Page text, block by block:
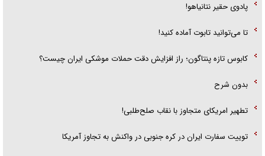
پادوی حقیر نتانیاهو!
تا می‌توانید تابوت آماده کنید!
کابوس تازه پنتاگون؛ راز افزایش دقت حملات موشکی ایران چیست؟
بدون شرح
تطهیر امریکای متجاوز با نقاب صلح‌طلبی!
توییت سفارت ایران در کره جنوبی در واکنش به تجاوز آمریکا